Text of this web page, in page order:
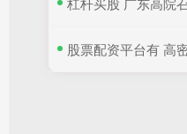
股票配资平台有 高